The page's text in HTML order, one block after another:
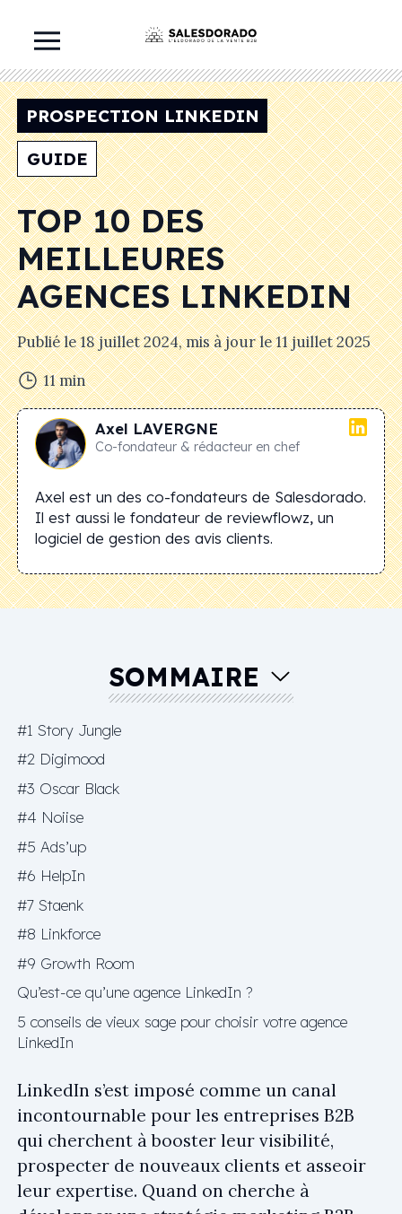
PROSPECTION LINKEDIN
GUIDE
TOP 10 DES
MEILLEURES
AGENCES LINKEDIN
Publié le18 juillet 2024, mis à jour le11 juillet 2025
11 min
Axel LAVERGNE
Co-fondateur & rédacteur en chef
Axel est un des co-fondateurs de Salesdorado.
Il est aussi le fondateur de reviewflowz, un
logiciel de gestion des avis clients.
SOMMAIRE
#1 Story Jungle
#2 Digimood
#3 Oscar Black
#4 Noiise
#5 Ads’up
#6 HelpIn
#7 Staenk
#8 Linkforce
#9 Growth Room
Qu’est-ce qu’une agence LinkedIn ?
5 conseils de vieux sage pour choisir votre agence
LinkedIn
LinkedIn s’est imposé comme un canal
incontournable pour les entreprises B2B
qui cherchent à booster leur visibilité,
prospecter de nouveaux clients et asseoir
leur expertise. Quand on cherche à